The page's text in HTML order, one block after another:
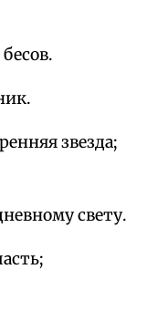
звезда;
свету.